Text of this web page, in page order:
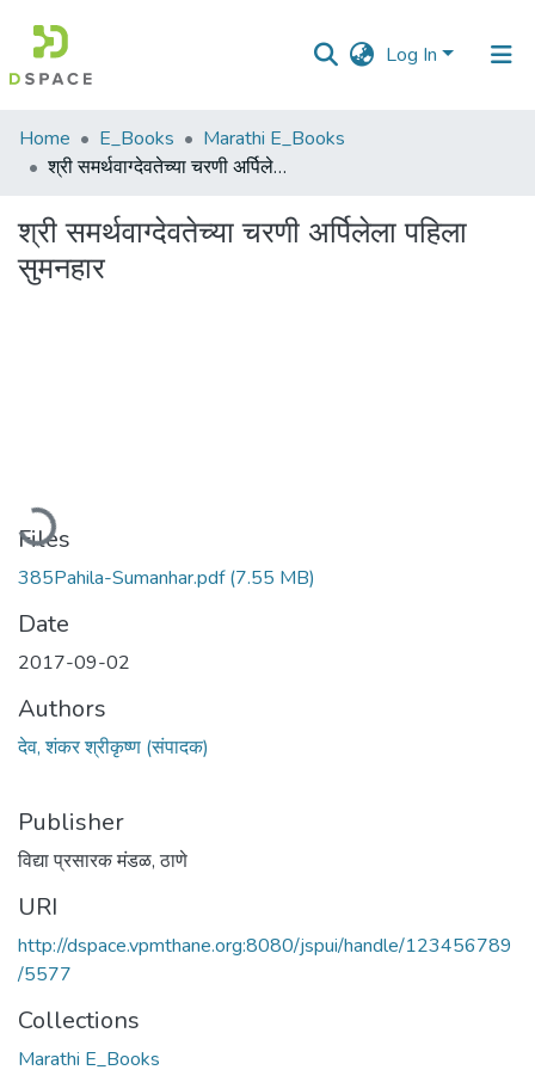
Log In
Communities
&
All of DSpace
Home E_Books
Marathi E_Books
श्री समर्थवाग्देवतेच्या चरणी अर्पिलेला पहिला सुमनहार
श्री समर्थवाग्देवतेच्या चरणी अर्पिलेला पहिला
सुमनहार
Files
385Pahila-Sumanhar.pdf(7.55 MB)
Date
2017-09-02
Authors
देव, शंकर श्रीकृष्ण (संपादक)
Publisher
विद्या प्रसारक मंडळ, ठाणे
URI
http://dspace.vpmthane.org:8080/jspui/handle/123456789
/5577
Collections
Marathi E_Books